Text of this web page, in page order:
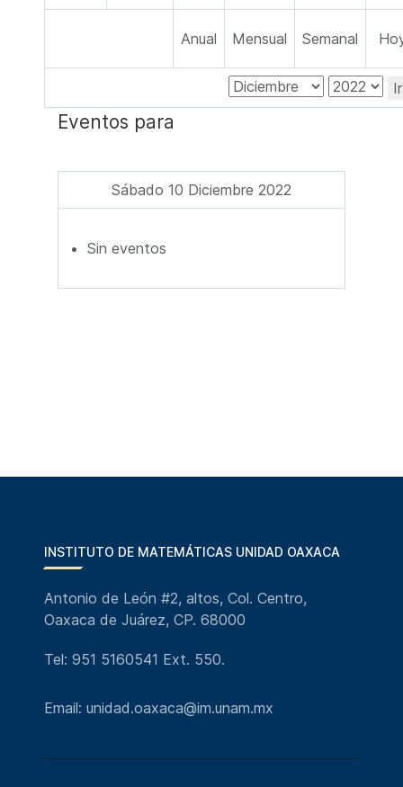
Anual Mensual Semanal
Eventos para
Sábado 10 Diciembre 2022
Sin eventos
INSTITUTO DE MATEMÁTICAS UNIDAD OAXACA
Antonio de León #2, altos, Col. Centro,
Oaxaca de Juárez, CP. 68000
Tel: 951 5160541 Ext. 550.
Email: unidad.oaxaca@im.unam.mx